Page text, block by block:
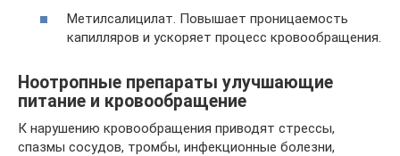
Метилсалицилат. Повышает проницаемость
капилляров и ускоряет процесс кровообращения.
Ноотропные препараты улучшающие
питание и кровообращение
К нарушению кровообращения приводят стрессы,
спазмы сосудов, тромбы, инфекционные болезни,